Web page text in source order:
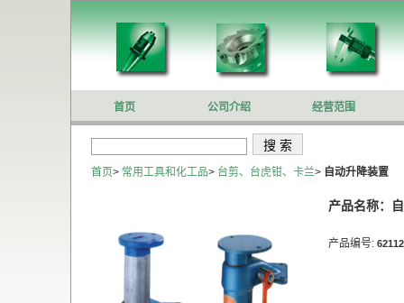
首页 公司介绍 经营范围
首页> 常用工具和化工品> 台剪、台虎钳、卡兰> 自动升降装置
产品名称：
产品编号: 62112